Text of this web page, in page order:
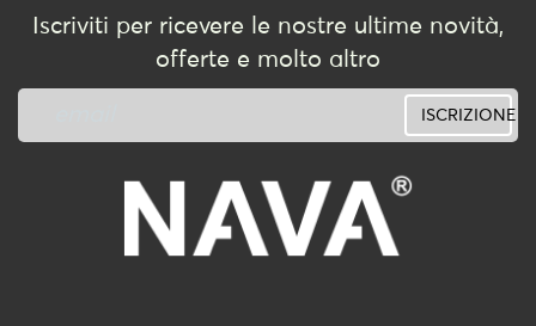
Iscriviti per ricevere le nostre ultime novità,
offerte e molto altro
ISCRIZIONE